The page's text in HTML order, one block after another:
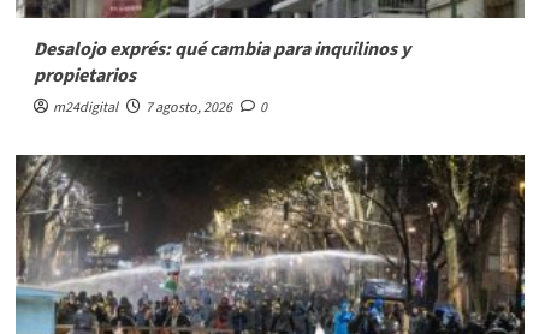
Desalojo exprés: qué cambia para inquilinos y
propietarios
m24digital 7 agosto, 2026 0